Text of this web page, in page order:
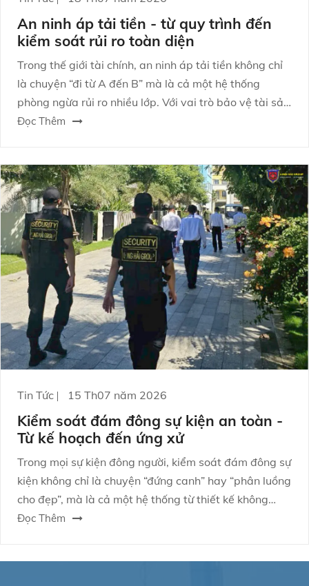
An ninh áp tải tiền - từ quy trình đến
kiểm soát rủi ro toàn diện
Trong thế giới tài chính, an ninh áp tải tiền không chỉ
là chuyện “đi từ A đến B” mà là cả một hệ thống
phòng ngừa rủi ro nhiều lớp. Với vai trò bảo vệ tài sản
và duy trì niềm tin vận hành, hoạt động này đòi hỏi
rõ cách tổ chức, nhận diện điểm rủi ro và tối ưu biện
pháp quản trị để giảm thiểu sự cố.
Đọc Thêm
Tin Tức 15 Th07 năm 2026
Kiểm soát đám đông sự kiện an toàn -
Từ kế hoạch đến ứng xử
Trong mọi sự kiện đông người, kiểm soát đám đông sự
kiện không chỉ là chuyện “đứng canh” hay “phân luồng
cho đẹp”, mà là cả một hệ thống từ thiết kế không
gian, kịch bản vận hành đến năng lực xử lý tình
Đọc Thêm